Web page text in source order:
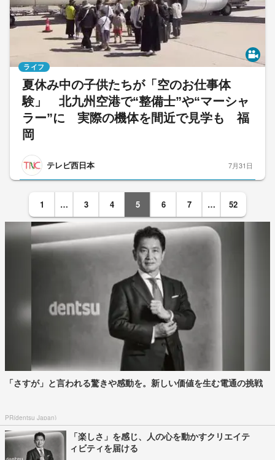
夏休み中の子供たちが「空のお仕事体
験」 北九州空港で“整備士”や“マーシャ
ラー”に 実際の機体を間近で見学も 福
岡
テレビ西日本
ライフ
7月31日
1 … 3 4 5 6 7 … 52
「さすが」と言われる驚きや感動を。新しい価値を生む電通の挑戦
PR(dentsu Japan)
「楽しさ」を感じ、人の心を動かすクリエイテ
ィビティを届ける